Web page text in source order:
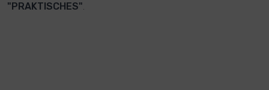
"PRAKTISCHES".